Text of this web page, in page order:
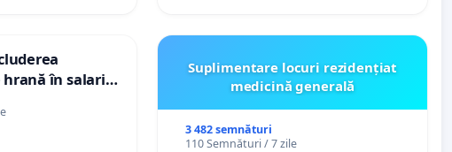
în salariul
gradațiilor
asistenții
Suplimentare locuri rezidențiat
medicină generală
3 482 semnături
110 Semnături / 7 zile